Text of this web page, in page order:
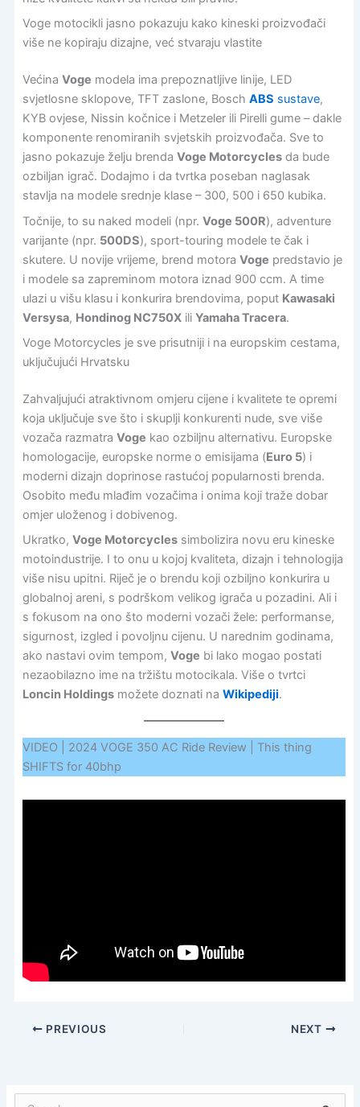
Voge motocikli jasno pokazuju kako kineski proizvođači
više ne kopiraju dizajne, već stvaraju vlastite
Većina Voge modela ima prepoznatljive linije, LED
svjetlosne sklopove, TFT zaslone, Bosch ABS sustave,
KYB ovjese, Nissin kočnice i Metzeler ili Pirelli gume – dakle
komponente renomiranih svjetskih proizvođača. Sve to
jasno pokazuje želju brenda Voge Motorcyclesda bude
ozbiljan igrač. Dodajmo i da tvrtka poseban naglasak
stavlja na modele srednje klase – 300, 500 i 650 kubika.
Točnije, to su naked modeli (npr. Voge 500R), adventure
varijante (npr. 500DS), sport-touring modele te čak i
skutere. U novije vrijeme, brend motora Voge predstavio je
i modele sa zapreminom motora iznad 900 ccm. A time
ulazi u višu klasu i konkurira brendovima, poput Kawasaki
Versysa, Hondinog NC750Xili Yamaha Tracera.
Voge Motorcycles je sve prisutniji i na europskim cestama,
uključujući Hrvatsku
Zahvaljujući atraktivnom omjeru cijene i kvalitete te opremi
koja uključuje sve što i skuplji konkurenti nude, sve više
vozača razmatra Voge kao ozbiljnu alternativu. Europske
homologacije, europske norme o emisijama (Euro 5) i
moderni dizajn doprinose rastućoj popularnosti brenda.
Osobito među mlađim vozačima i onima koji traže dobar
omjer uloženog i dobivenog.
Ukratko, Voge Motorcyclessimbolizira novu eru kineske
motoindustrije. I to onu u kojoj kvaliteta, dizajn i tehnologija
više nisu upitni. Riječ je o brendu koji ozbiljno konkurira u
globalnoj areni, s podrškom velikog igrača u pozadini. Ali i
s fokusom na ono što moderni vozači žele: performanse,
sigurnost, izgled i povoljnu cijenu. U narednim godinama,
ako nastavi ovim tempom, Voge bi lako mogao postati
nezaobilazno ime na tržištu motocikala. Više o tvrtci
Loncin Holdingsmožete doznati na Wikipediji.
VIDEO | 2024 VOGE 350 AC Ride Review | This thing
SHIFTS for 40bhp
PREVIOUS NEXT